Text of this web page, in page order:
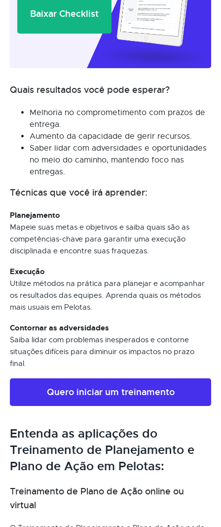
Baixar Checklist
Quais resultados você pode esperar?
Melhoria no comprometimento com prazos de
entrega.
Aumento da capacidade de gerir recursos.
Saber lidar com adversidades e oportunidades
no meio do caminho, mantendo foco nas
entregas.
Técnicas que você irá aprender:
Planejamento
Mapeie suas metas e objetivos e saiba quais são as
competências-chave para garantir uma execução
disciplinada e encontre suas fraquezas.
Execução
Utilize métodos na prática para planejar e acompanhar
os resultados das equipes. Aprenda quais os métodos
mais usuais em Pelotas.
Contornar as adversidades
Saiba lidar com problemas inesperados e contorne
situações difíceis para diminuir os impactos no prazo
final.
Quero iniciar um treinamento
Entenda as aplicações do
Treinamento de Planejamento e
Plano de Ação em Pelotas:
Treinamento de Plano de Ação online ou
virtual